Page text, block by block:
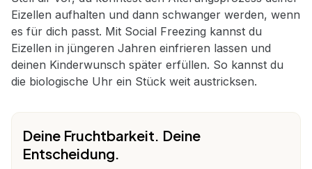
Eizellen aufhalten und dann schwanger werden, wenn
es für dich passt. Mit Social Freezing kannst du
Eizellen in jüngeren Jahren einfrieren lassen und
deinen Kinderwunsch später erfüllen. So kannst du
die biologische Uhr ein Stück weit austricksen.
Deine Fruchtbarkeit. Deine
Entscheidung.